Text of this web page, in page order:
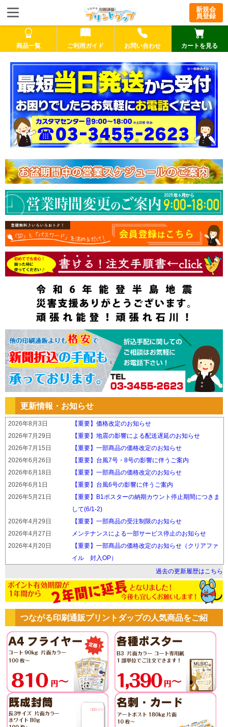
新規会
員登録
商品一覧 ご利用ガイド お問い合わせ カートを見る
更新情報・お知らせ
2026年8月3日
【重要】価格改定のお知らせ
2026年7月29日
【重要】地震の影響による配送遅延のお知らせ
2026年7月15日
【重要】一部商品の価格改定のお知らせ
2026年6月26日
【重要】台風7号・8号の影響に伴うご案内
2026年6月18日
【重要】一部商品の価格改定のお知らせ
2026年6月1日
【重要】台風6号の影響に伴うご案内
2026年5月21日
【重要】B1ポスターの納期カウント停止期間につきま
して(6/1-2)
2026年4月29日
【重要】一部商品の受注制限のお知らせ
2026年4月27日
メンテナンスによる一部サービス停止のお知らせ
2026年4月20日
【重要】一部商品の価格改定のお知らせ（クリアファ
イル 封入OP）
過去の更新履歴はこちら
つながる印刷通販プリントダップの人気商品をご紹
介！